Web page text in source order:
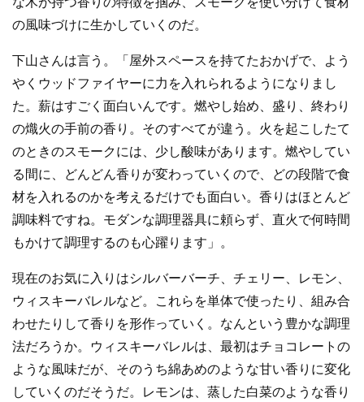
の風味づけに生かしていくのだ。
下山さんは言う。「屋外スペースを持てたおかげで、よう
やくウッドファイヤーに力を入れられるようになりまし
た。薪はすごく面白いんです。燃やし始め、盛り、終わり
の熾火の手前の香り。そのすべてが違う。火を起こしたて
のときのスモークには、少し酸味があります。燃やしてい
る間に、どんどん香りが変わっていくので、どの段階で食
材を入れるのかを考えるだけでも面白い。香りはほとんど
調味料ですね。モダンな調理器具に頼らず、直火で何時間
もかけて調理するのも心躍ります」。
現在のお気に入りはシルバーバーチ、チェリー、レモン、
ウィスキーバレルなど。これらを単体で使ったり、組み合
わせたりして香りを形作っていく。なんという豊かな調理
法だろうか。ウィスキーバレルは、最初はチョコレートの
ような風味だが、そのうち綿あめのような甘い香りに変化
していくのだそうだ。レモンは、蒸した白菜のような香り